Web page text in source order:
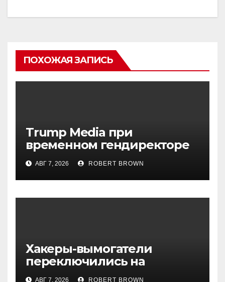
ПОХОЖАЯ ЗАПИСЬ
Trump Media при
временном гендиректоре
МакГерне сократила число
сделок с криптовалютами
АВГ 7, 2026 ROBERT BROWN
Хакеры-вымогатели
переключились на
инвестфонды с Уолл-стрит
АВГ 7, 2026 ROBERT BROWN